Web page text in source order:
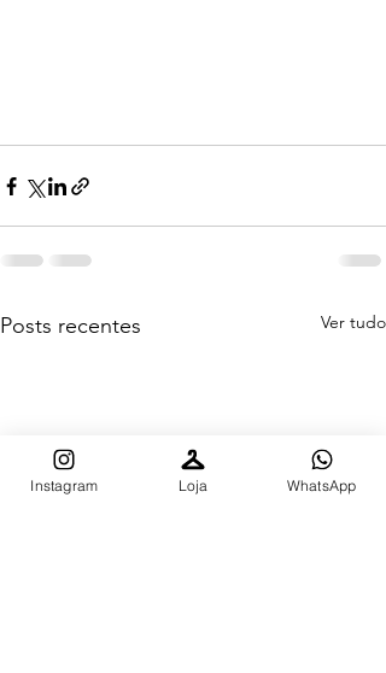
Posts recentes Ver tudo
Instagram Loja WhatsApp